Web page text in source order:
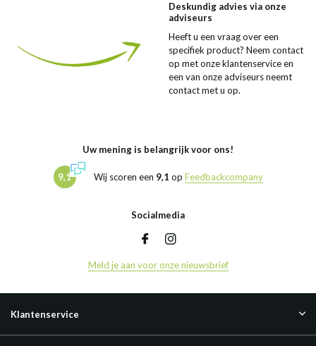
Deskundig advies via onze
adviseurs
Heeft u een vraag over een
specifiek product? Neem contact
op met onze klantenservice en
een van onze adviseurs neemt
contact met u op.
Uw mening is belangrijk voor ons!
9,1 Wij scoren een 9,1 op Feedbackcompany
Socialmedia
Meld je aan voor onze nieuwsbrief
Klantenservice